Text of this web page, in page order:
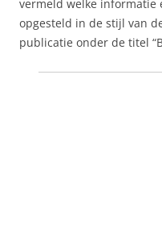
vermeld welke informatie
opgesteld in de stijl van
publicatie onder de titel